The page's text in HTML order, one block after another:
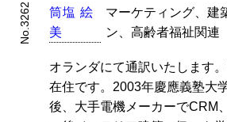
No.3262 筒塩 絵
美
マーケティング、建
ン、高齢者福祉関連
オランダにて通訳いたします
在住です。2003年慶應義塾大
後、大手電機メーカーでCRM